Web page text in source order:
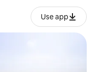
Use app